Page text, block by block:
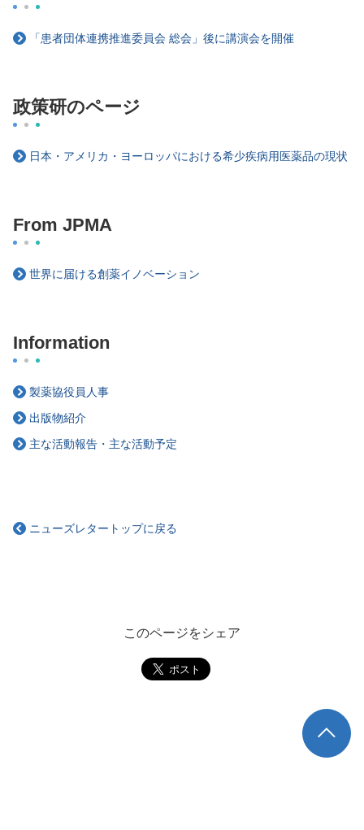
「患者団体連携推進委員会 総会」後に講演会を開催
政策研のページ
日本・アメリカ・ヨーロッパにおける希少疾病用医薬品の現状
From JPMA
世界に届ける創薬イノベーション
Information
製薬協役員人事
出版物紹介
主な活動報告・主な活動予定
ニューズレタートップに戻る
このページをシェア
TOP